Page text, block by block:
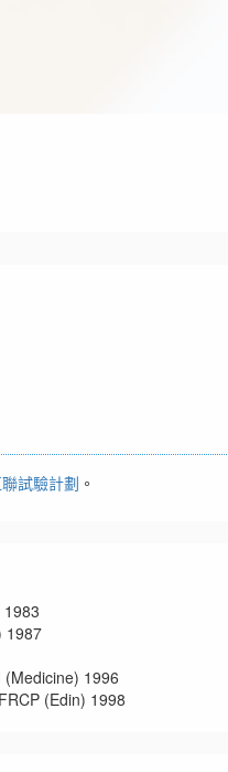
試驗計劃 。
1983
1987
(Medicine) 1996
(Edin) 1998